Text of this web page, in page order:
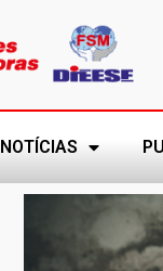
NOTÍCIAS